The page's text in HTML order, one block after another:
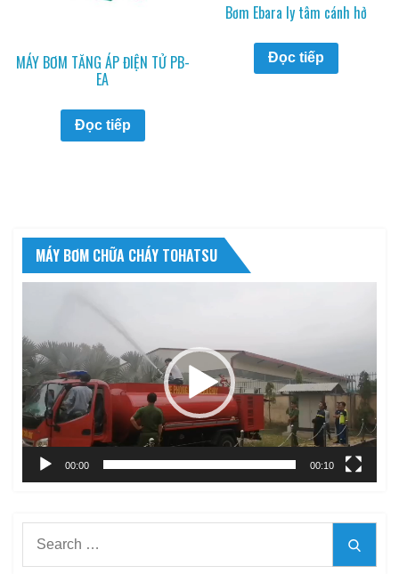
MÁY BƠM TĂNG ÁP ĐIỆN TỬ PB-
EA
Đọc tiếp
Bơm Ebara ly tâm cánh hở
Đọc tiếp
MÁY BƠM CHỮA CHÁY TOHATSU
Video
00:00 00:10